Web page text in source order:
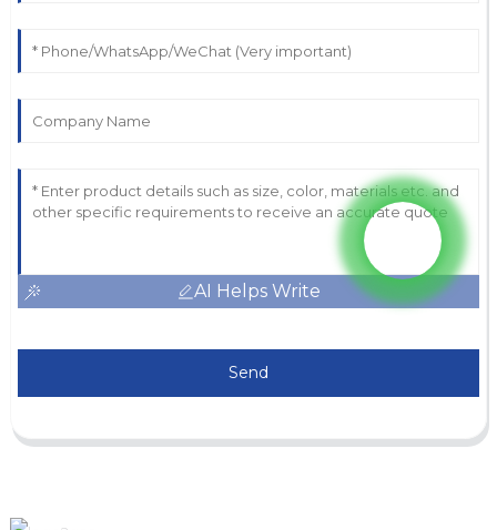
AI Helps Write
Send